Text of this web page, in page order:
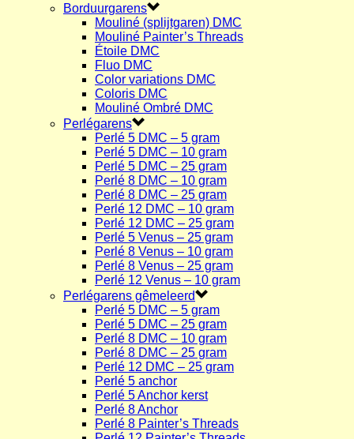
Borduurgarens
Mouliné (splijtgaren) DMC
Mouliné Painter’s Threads
Étoile DMC
Fluo DMC
Color variations DMC
Coloris DMC
Mouliné Ombré DMC
Perlégarens
Perlé 5 DMC – 5 gram
Perlé 5 DMC – 10 gram
Perlé 5 DMC – 25 gram
Perlé 8 DMC – 10 gram
Perlé 8 DMC – 25 gram
Perlé 12 DMC – 10 gram
Perlé 12 DMC – 25 gram
Perlé 5 Venus – 25 gram
Perlé 8 Venus – 10 gram
Perlé 8 Venus – 25 gram
Perlé 12 Venus – 10 gram
Perlégarens gêmeleerd
Perlé 5 DMC – 5 gram
Perlé 5 DMC – 25 gram
Perlé 8 DMC – 10 gram
Perlé 8 DMC – 25 gram
Perlé 12 DMC – 25 gram
Perlé 5 anchor
Perlé 5 Anchor kerst
Perlé 8 Anchor
Perlé 8 Painter’s Threads